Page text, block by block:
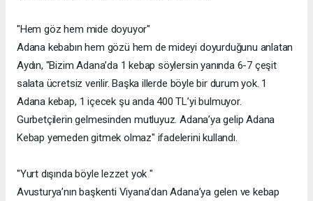
"Hem göz hem mide doyuyor"
Adana kebabın hem gözü hem de mideyi doyurduğunu anlatan
Aydın, "Bizim Adana’da 1 kebap söylersin yanında 6-7 çeşit
salata ücretsiz verilir. Başka illerde böyle bir durum yok. 1
Adana kebap, 1 içecek şu anda 400 TL’yi bulmuyor.
Gurbetçilerin gelmesinden mutluyuz. Adana’ya gelip Adana
Kebap yemeden gitmek olmaz" ifadelerini kullandı.
"Yurt dışında böyle lezzet yok "
Avusturya’nın başkenti Viyana’dan Adana’ya gelen ve kebap